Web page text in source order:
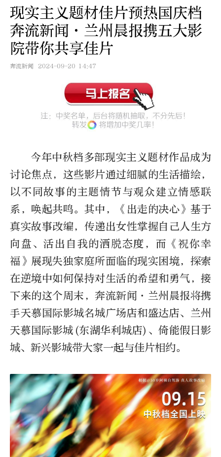
现实主义题材佳片预热国庆档
奔流新闻·兰州晨报携五大影
院带你共享佳片
奔流新闻 2024-09-20 14:47
今年中秋档多部现实主义题材作品成为
讨论焦点，这些影片通过细腻的生活描绘，
以不同故事的主题情节与观众建立情感联
系，唤起共鸣。其中，《出走的决心》基于
真实故事改编，传递出女性掌握自己人生方
向盘、活出自我的洒脱态度，而《祝你幸
福》展现失独家庭所面临的现实困境，探索
在逆境中如何保持对生活的希望和勇气，接
下来的这个周末，奔流新闻·兰州晨报将携
手天慕国际影城名城广场店和盛达店、兰州
天慕国际影城(东湖华利城店)、倚能假日影
城、新兴影城带大家一起与佳片相约。